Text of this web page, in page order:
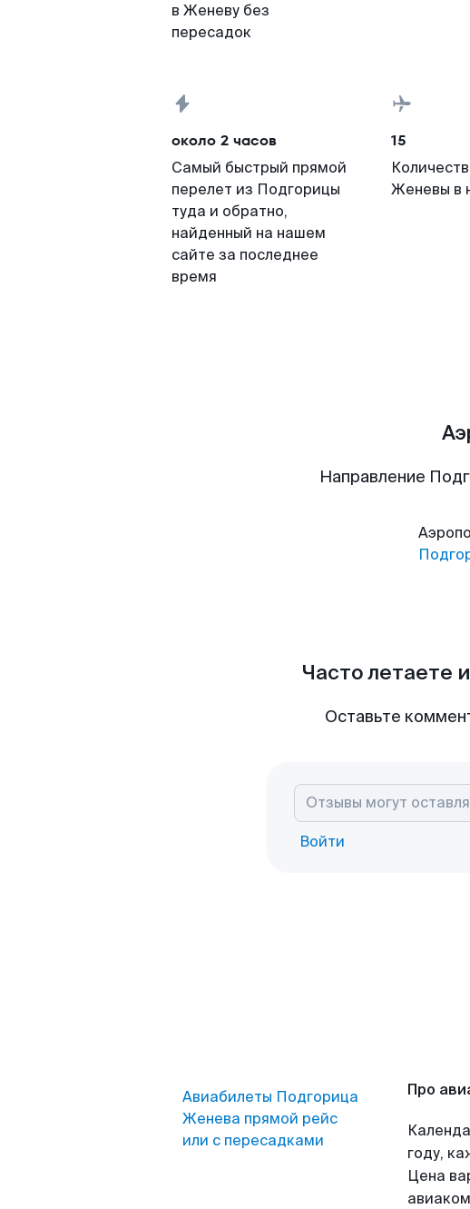
в Женеву без
пересадок
около 2 часов
Самый быстрый прямой
перелет из Подгорицы
туда и обратно,
найденный на нашем
сайте за последнее
время
15
Женевы в
Направление
Часто летаете
Оставьте
Войти
Авиабилеты Подгорица
Женева прямой рейс
или с пересадками
Про
году,
Цена